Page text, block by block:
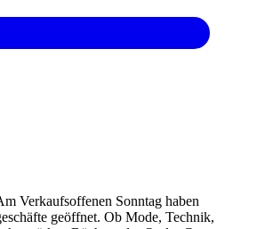
Verkaufsoffenen Sonntag haben
geöffnet. Ob Mode, Technik,